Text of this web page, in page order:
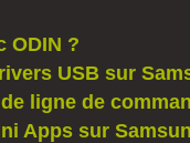
ODIN ?
USB sur
ligne de
Apps sur